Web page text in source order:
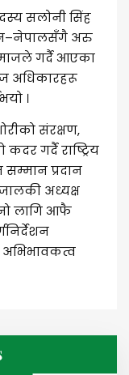
सलोनी सिंह
अरु
गर्दै आएका
अधिकारहरू
।
संरक्षण,
गर्दै राष्ट्रिय
सम्मान प्रदान
अध्यक्ष
लागि आफै
अभिभावकत्व